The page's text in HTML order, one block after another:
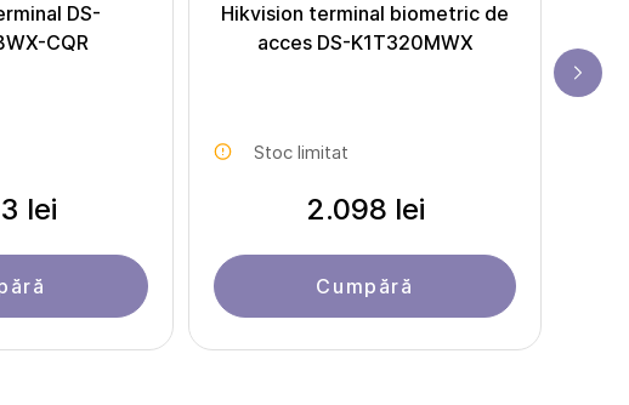
DS-
CQR
lei
Hikvision terminal biometric de
acces DS-K1T320MWX
Stoc limitat
2.098 lei
Cumpără